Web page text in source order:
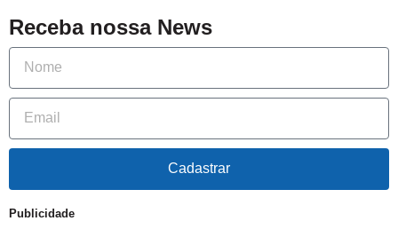
Receba nossa News
Cadastrar
Publicidade